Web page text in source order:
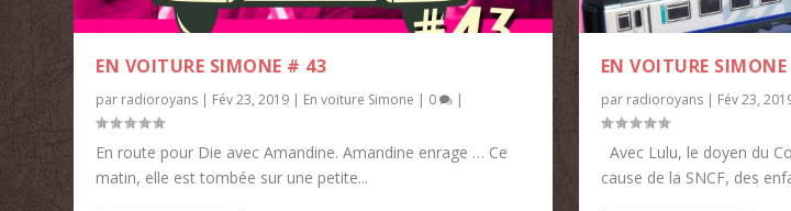
EN VOITURE SIMONE # 43
par radioroyans | Fév 23, 2019 | En voiture Simone | 0 |
En route pour Die avec Amandine. Amandine enrage … Ce
matin, elle est tombée sur une petite...
EN VOITURE
par radioroyans| Fév 23,
Avec Lulu, le doyen du
cause de la SNCF, des